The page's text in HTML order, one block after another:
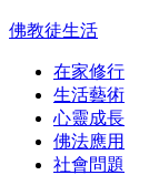
佛教徒生活
在家修行
生活藝術
心靈成長
佛法應用
社會問題